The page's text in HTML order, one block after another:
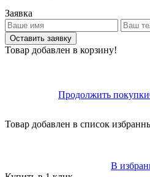
Заявка
Оставить заявку
Товар добавлен в корзину!
Продолжить покупки
Товар добавлен в список
В